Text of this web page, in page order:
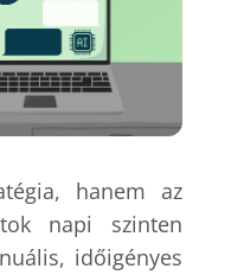
hanem az
napi szinten
időigényes